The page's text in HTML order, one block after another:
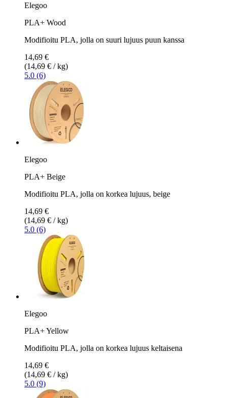
Elegoo
PLA+ Wood
Modifioitu PLA, jolla on suuri lujuus puun kanssa
14,69 €
(14,69 € / kg)
5.0 (6)
Elegoo
PLA+ Beige
Modifioitu PLA, jolla on korkea lujuus, beige
14,69 €
(14,69 € / kg)
5.0 (6)
Elegoo
PLA+ Yellow
Modifioitu PLA, jolla on korkea lujuus keltaisena
14,69 €
(14,69 € / kg)
5.0 (9)